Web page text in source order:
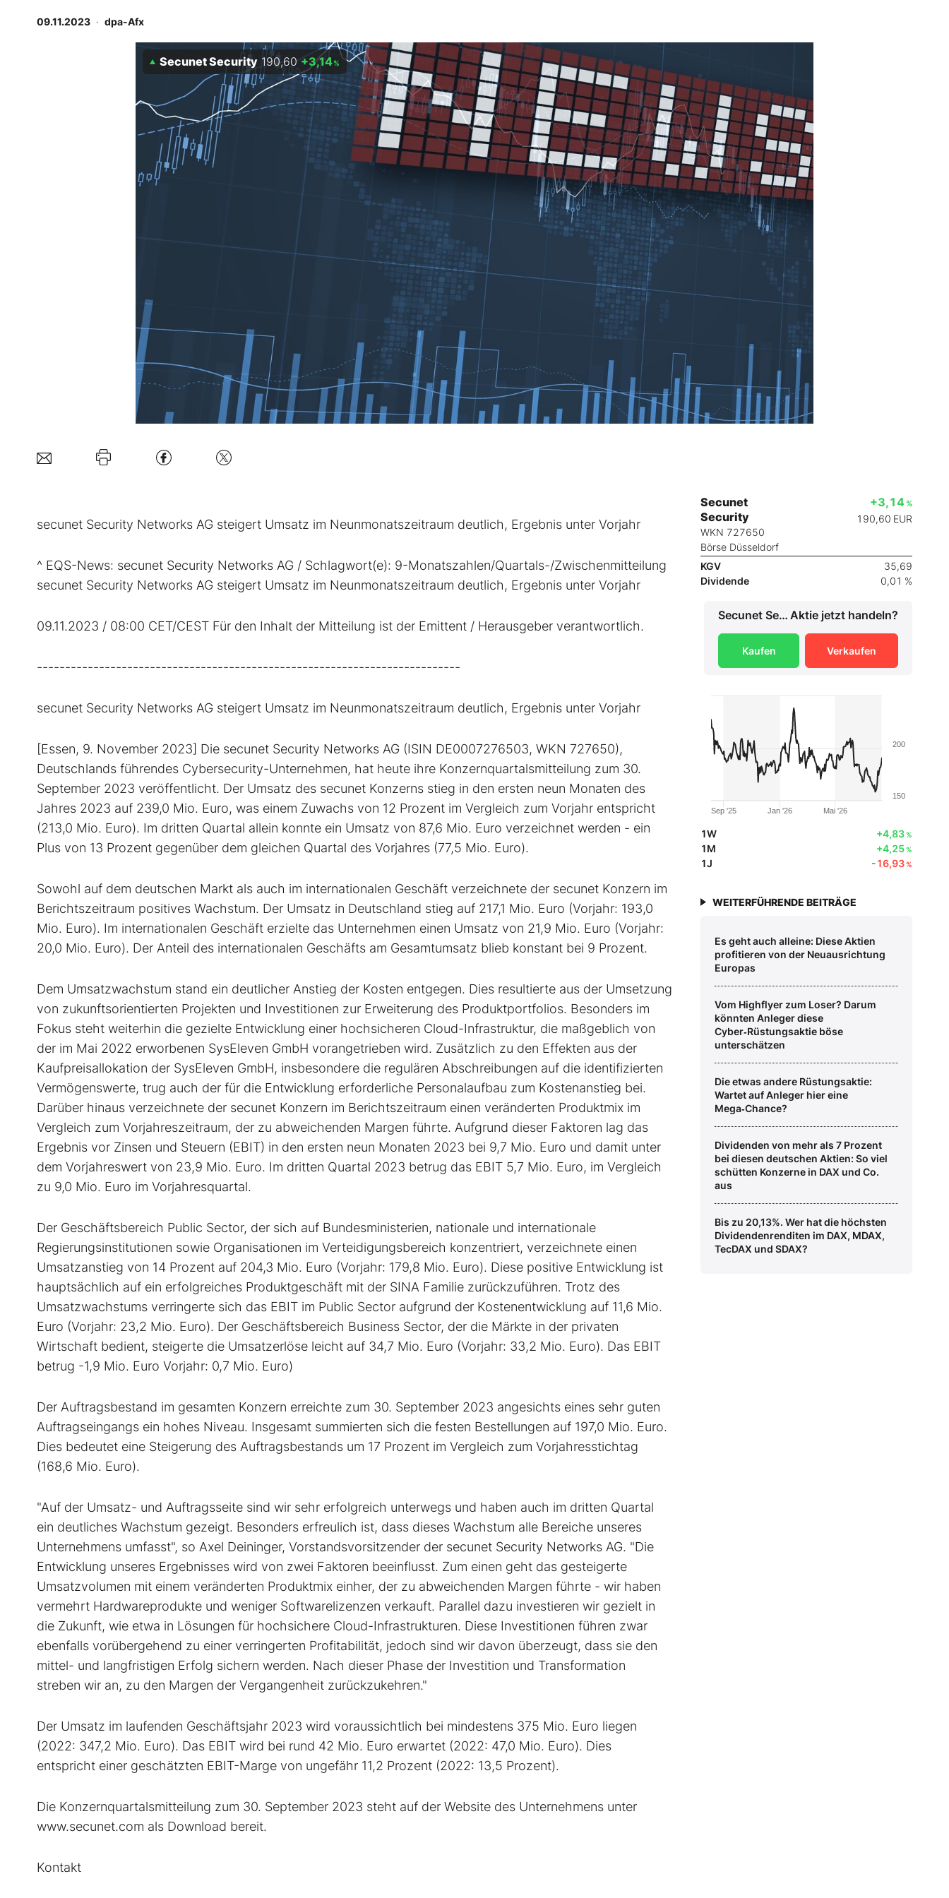
Experten
Mein B:O
Mein Konto
Folgen Sie uns
09.11.2023 · dpa-Afx
Secunet Security 190,60 +3,14%
secunet Security Networks AG steigert Umsatz im Neunmonatszeitraum deutlich, Ergebnis unter Vorjahr
^ EQS-News: secunet Security Networks AG / Schlagwort(e): 9-Monatszahlen/Quartals-/Zwischenmitteilung
secunet Security Networks AG steigert Umsatz im Neunmonatszeitraum deutlich, Ergebnis unter Vorjahr
09.11.2023 / 08:00 CET/CEST Für den Inhalt der Mitteilung ist der Emittent / Herausgeber verantwortlich.
---------------------------------------------------------------------------
secunet Security Networks AG steigert Umsatz im Neunmonatszeitraum deutlich, Ergebnis unter Vorjahr
[Essen, 9. November 2023] Die secunet Security Networks AG (ISIN DE0007276503, WKN 727650),
Deutschlands führendes Cybersecurity-Unternehmen, hat heute ihre Konzernquartalsmitteilung zum 30.
September 2023 veröffentlicht. Der Umsatz des secunet Konzerns stieg in den ersten neun Monaten des
Jahres 2023 auf 239,0 Mio. Euro, was einem Zuwachs von 12 Prozent im Vergleich zum Vorjahr entspricht
(213,0 Mio. Euro). Im dritten Quartal allein konnte ein Umsatz von 87,6 Mio. Euro verzeichnet werden - ein
Plus von 13 Prozent gegenüber dem gleichen Quartal des Vorjahres (77,5 Mio. Euro).
Sowohl auf dem deutschen Markt als auch im internationalen Geschäft verzeichnete der secunet Konzern im
Berichtszeitraum positives Wachstum. Der Umsatz in Deutschland stieg auf 217,1 Mio. Euro (Vorjahr: 193,0
Mio. Euro). Im internationalen Geschäft erzielte das Unternehmen einen Umsatz von 21,9 Mio. Euro (Vorjahr:
20,0 Mio. Euro). Der Anteil des internationalen Geschäfts am Gesamtumsatz blieb konstant bei 9 Prozent.
Dem Umsatzwachstum stand ein deutlicher Anstieg der Kosten entgegen. Dies resultierte aus der Umsetzung
von zukunftsorientierten Projekten und Investitionen zur Erweiterung des Produktportfolios. Besonders im
Fokus steht weiterhin die gezielte Entwicklung einer hochsicheren Cloud-Infrastruktur, die maßgeblich von
der im Mai 2022 erworbenen SysEleven GmbH vorangetrieben wird. Zusätzlich zu den Effekten aus der
Kaufpreisallokation der SysEleven GmbH, insbesondere die regulären Abschreibungen auf die identifizierten
Vermögenswerte, trug auch der für die Entwicklung erforderliche Personalaufbau zum Kostenanstieg bei.
Darüber hinaus verzeichnete der secunet Konzern im Berichtszeitraum einen veränderten Produktmix im
Vergleich zum Vorjahreszeitraum, der zu abweichenden Margen führte. Aufgrund dieser Faktoren lag das
Ergebnis vor Zinsen und Steuern (EBIT) in den ersten neun Monaten 2023 bei 9,7 Mio. Euro und damit unter
dem Vorjahreswert von 23,9 Mio. Euro. Im dritten Quartal 2023 betrug das EBIT 5,7 Mio. Euro, im Vergleich
zu 9,0 Mio. Euro im Vorjahresquartal.
Der Geschäftsbereich Public Sector, der sich auf Bundesministerien, nationale und internationale
Regierungsinstitutionen sowie Organisationen im Verteidigungsbereich konzentriert, verzeichnete einen
Umsatzanstieg von 14 Prozent auf 204,3 Mio. Euro (Vorjahr: 179,8 Mio. Euro). Diese positive Entwicklung ist
hauptsächlich auf ein erfolgreiches Produktgeschäft mit der SINA Familie zurückzuführen. Trotz des
Umsatzwachstums verringerte sich das EBIT im Public Sector aufgrund der Kostenentwicklung auf 11,6 Mio.
Euro (Vorjahr: 23,2 Mio. Euro). Der Geschäftsbereich Business Sector, der die Märkte in der privaten
Wirtschaft bedient, steigerte die Umsatzerlöse leicht auf 34,7 Mio. Euro (Vorjahr: 33,2 Mio. Euro). Das EBIT
betrug -1,9 Mio. Euro Vorjahr: 0,7 Mio. Euro)
Der Auftragsbestand im gesamten Konzern erreichte zum 30. September 2023 angesichts eines sehr guten
Auftragseingangs ein hohes Niveau. Insgesamt summierten sich die festen Bestellungen auf 197,0 Mio. Euro.
Dies bedeutet eine Steigerung des Auftragsbestands um 17 Prozent im Vergleich zum Vorjahresstichtag
(168,6 Mio. Euro).
"Auf der Umsatz- und Auftragsseite sind wir sehr erfolgreich unterwegs und haben auch im dritten Quartal
ein deutliches Wachstum gezeigt. Besonders erfreulich ist, dass dieses Wachstum alle Bereiche unseres
Unternehmens umfasst", so Axel Deininger, Vorstandsvorsitzender der secunet Security Networks AG. "Die
Entwicklung unseres Ergebnisses wird von zwei Faktoren beeinflusst. Zum einen geht das gesteigerte
Umsatzvolumen mit einem veränderten Produktmix einher, der zu abweichenden Margen führte - wir haben
vermehrt Hardwareprodukte und weniger Softwarelizenzen verkauft. Parallel dazu investieren wir gezielt in
die Zukunft, wie etwa in Lösungen für hochsichere Cloud-Infrastrukturen. Diese Investitionen führen zwar
ebenfalls vorübergehend zu einer verringerten Profitabilität, jedoch sind wir davon überzeugt, dass sie den
mittel- und langfristigen Erfolg sichern werden. Nach dieser Phase der Investition und Transformation
streben wir an, zu den Margen der Vergangenheit zurückzukehren."
Der Umsatz im laufenden Geschäftsjahr 2023 wird voraussichtlich bei mindestens 375 Mio. Euro liegen
(2022: 347,2 Mio. Euro). Das EBIT wird bei rund 42 Mio. Euro erwartet (2022: 47,0 Mio. Euro). Dies
entspricht einer geschätzten EBIT-Marge von ungefähr 11,2 Prozent (2022: 13,5 Prozent).
Die Konzernquartalsmitteilung zum 30. September 2023 steht auf der Website des Unternehmens unter
www.secunet.com als Download bereit.
Kontakt
Secunet
Security
WKN 727650
Börse Düsseldorf
+3,14 %
190,60 EUR
KGV
35,69
Dividende
0,01 %
Secunet Security Aktie jetzt handeln?
Kaufen Verkaufen
Jan '26
Sep '25 Mai '26
150
200
1W +4,83%
1M +4,25%
1J -16,93%
WEITERFÜHRENDE BEITRÄGE
Es geht auch alleine: Diese Aktien
profitieren von der Neuausrichtung
Europas
Vom Highflyer zum Loser? Darum
könnten Anleger diese
Cyber‑Rüstungsaktie böse
unterschätzen
Die etwas andere Rüstungsaktie:
Wartet auf Anleger hier eine
Mega‑Chance?
Dividenden von mehr als 7 Prozent
bei diesen deutschen Aktien: So viel
schütten Konzerne in DAX und Co.
aus
Bis zu 20,13%. Wer hat die höchsten
Dividendenrenditen im DAX, MDAX,
TecDAX und SDAX?